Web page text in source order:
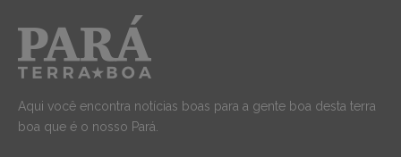
Aqui você encontra notícias boas para a gente boa desta terra
boa que é o nosso Pará.